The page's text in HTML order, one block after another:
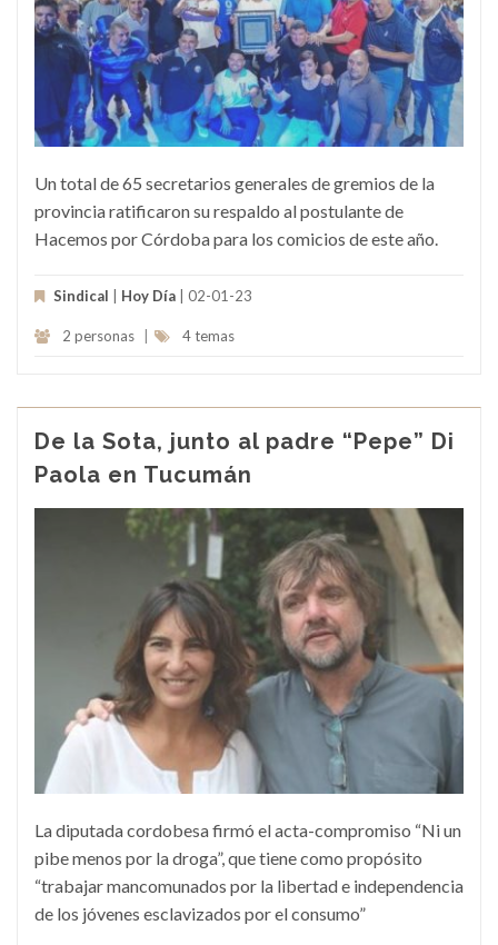
Un total de 65 secretarios generales de gremios de la
provincia ratificaron su respaldo al postulante de
Hacemos por Córdoba para los comicios de este año.
Sindical Hoy Día | 02-01-23
2 personas 4 temas
De la Sota, junto al padre “Pepe” Di
Paola en Tucumán
La diputada cordobesa firmó el acta-compromiso “Ni un
pibe menos por la droga”, que tiene como propósito
“trabajar mancomunados por la libertad e independencia
de los jóvenes esclavizados por el consumo”